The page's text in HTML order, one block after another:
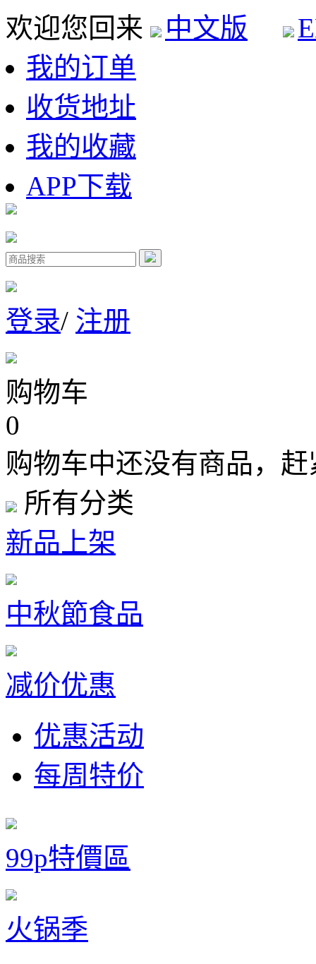
欢迎您回来 中文版
我的订单
收货地址
我的收藏
APP下载
登录/ 注册
购物车
0
购物车中还没有商品，
所有分类
新品上架
中秋節食品
减价优惠
优惠活动
每周特价
99p特價區
火锅季